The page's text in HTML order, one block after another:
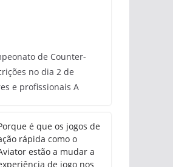
de Counter-
no dia 2 de
e profissionais A
é que os jogos de
rápida como o
estão a mudar a
de jogo nos